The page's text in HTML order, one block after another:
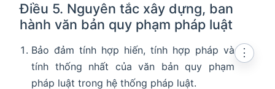
Điều 5. Nguyên tắc xây dựng, ban
hành văn bản quy phạm pháp luật
Bảo đảm tính hợp hiến, tính hợp pháp và
tính thống nhất của văn bản quy phạm
pháp luật trong hệ thống pháp luật.
⋮